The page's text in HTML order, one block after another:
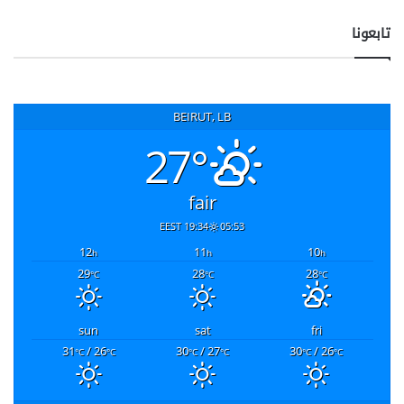
تابعونا
BEIRUT, LB
27°
fair
05:53
19:34 EEST
10h
11h
12h
28°C
28°C
29°C
fri
sat
sun
30°C/ 26°C
30°C/ 27°C
31°C/ 26°C